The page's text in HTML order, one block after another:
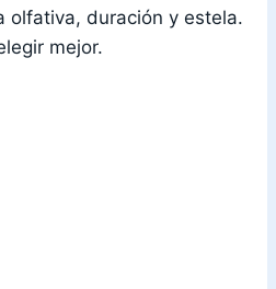
olfativa, duración y estela.
mejor.